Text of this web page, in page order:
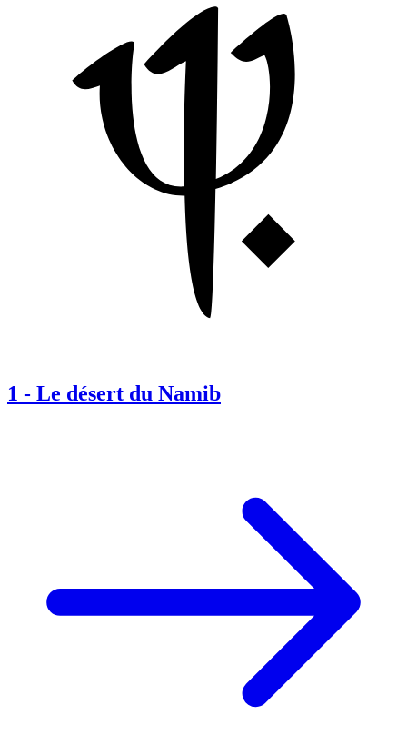
1 - Le désert du Namib